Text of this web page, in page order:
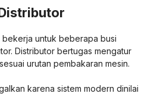
bekerja untuk beberapa busi
Distributor bertugas mengatur
urutan pembakaran mesin.
karena sistem modern dinilai